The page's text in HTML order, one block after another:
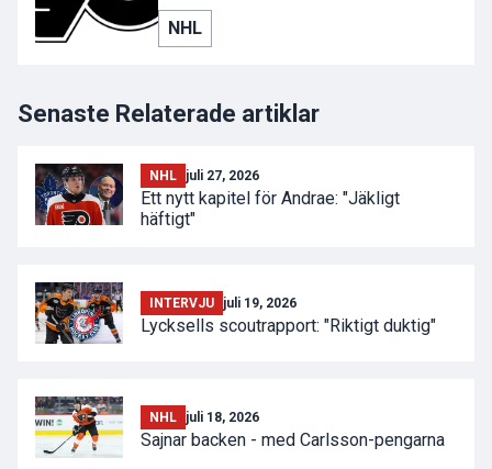
NHL
Senaste Relaterade artiklar
NHL juli 27, 2026
Ett nytt kapitel för Andrae: "Jäkligt
häftigt"
INTERVJU juli 19, 2026
Lycksells scoutrapport: "Riktigt duktig"
NHL juli 18, 2026
Sajnar backen - med Carlsson-pengarna